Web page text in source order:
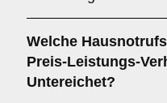
Welche
Preis-Leistungs-
Untereichet?